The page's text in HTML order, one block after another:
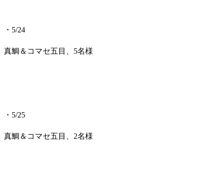
・5/24
真鯛＆コマセ五目、5名様
・5/25
真鯛＆コマセ五目、2名様